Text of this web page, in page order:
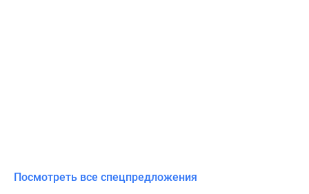
Посмотреть все спецпредложения